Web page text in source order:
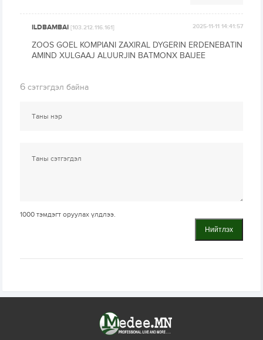
ILDBAMBAI[103.212.116.161] 2025-11-11 14:41:57
ZOOS GOEL KOMPIANI ZAXIRAL DYGERIN ERDENEBATIN
AMIND XULGAAJ ALUURJIN BATMONX BAIJEE
6 сэтгэгдэл байна
1000 тэмдэгт оруулах үлдлээ.
Нийтлэх